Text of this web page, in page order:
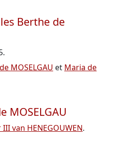
Berthe de
.
MOSELGAU et Maria de
MOSELGAU
van HENEGOUWEN.